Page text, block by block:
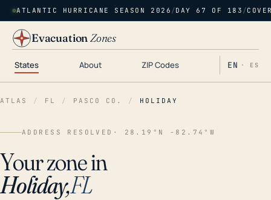
ATLANTIC HURRICANE SEASON 2026 /DAY 67 OF 183 /
EvacuationZones
States About ZIP Codes EN · ES
ATLAS / FL / PASCO CO. / HOLIDAY
ADDRESS RESOLVED · 28.19°N -82.74°W
Your zone in
Holiday,FL